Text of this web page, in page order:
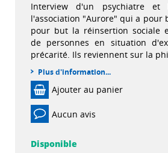
Interview d'un psychiatre
l'association "Aurore" qui a pour
pour but la réinsertion sociale
de personnes en situation
précarité. Ils reviennent sur la
Plus d'information...
Ajouter au panier
Aucun avis
Disponible